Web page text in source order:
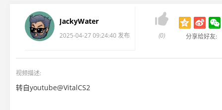
JackyWater
2025-04-27 09:24:40 发布

(0) 分享给好友:
视频描述:
转自youtube@VitalCS2